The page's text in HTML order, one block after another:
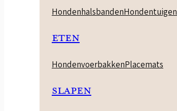
HondenhalsbandenHondentuigen
ETEN
HondenvoerbakkenPlacemats
SLAPEN